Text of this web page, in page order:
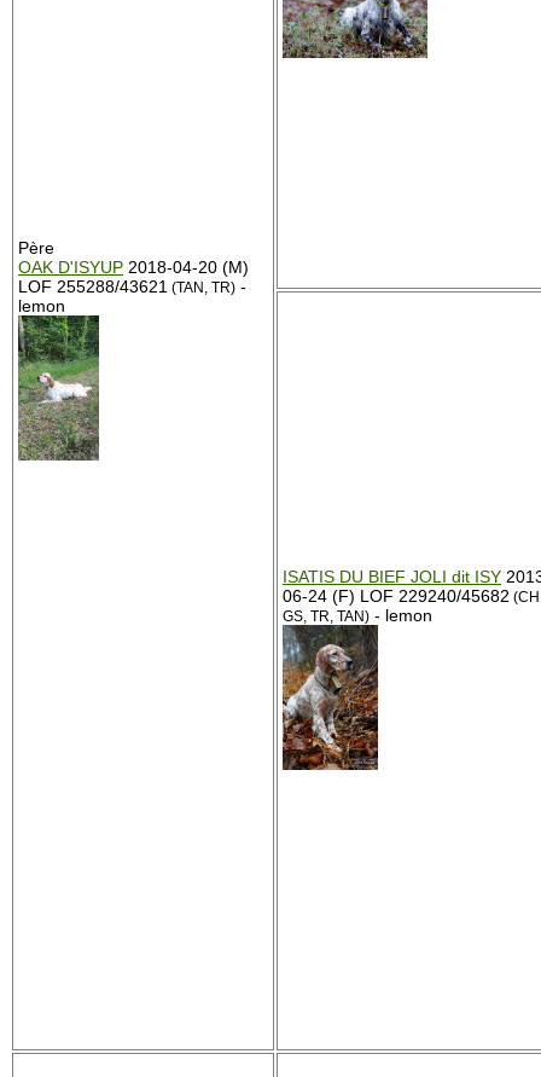
Père
OAK D'ISYUP 2018-04-20 (M)
LOF 255288/43621 (TAN, TR) -
lemon
ISATIS DU BIEF JOLI dit ISY
06-24 (F) LOF 229240/45682 (CH
GS, TR, TAN) - lemon